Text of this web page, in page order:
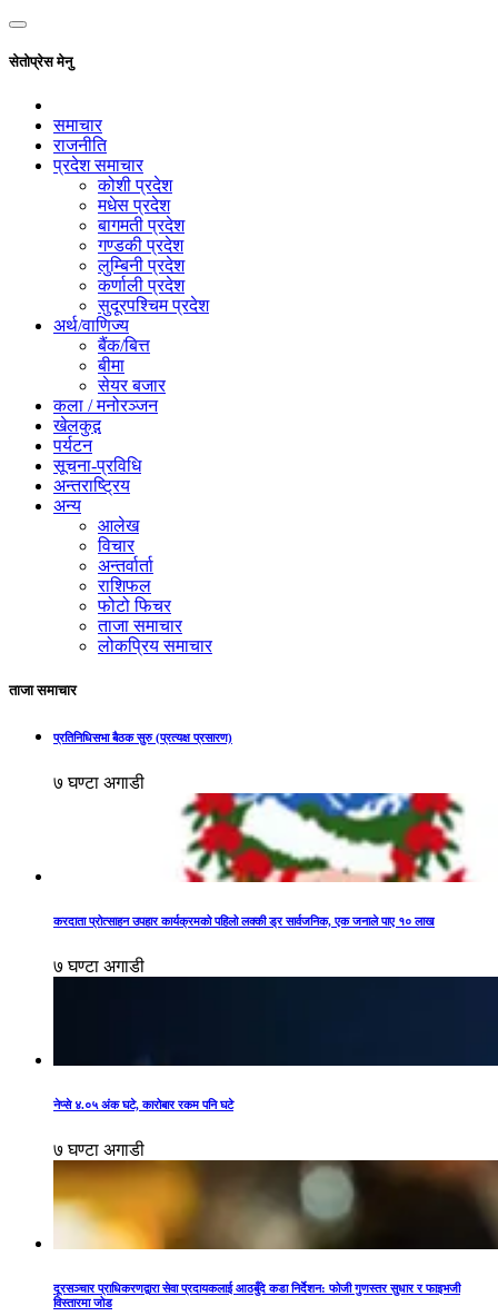
सेतोप्रेस मेनु
समाचार
राजनीति
प्रदेश समाचार
कोशी प्रदेश
मधेस प्रदेश
बागमती प्रदेश
गण्डकी प्रदेश
लुम्बिनी प्रदेश
कर्णाली प्रदेश
सुदूरपश्चिम प्रदेश
अर्थ/वाणिज्य
बैंक/बित्त
बीमा
सेयर बजार
कला / मनोरञ्जन
खेलकुद़़
पर्यटन
सूचना-प्रविधि
अन्तराष्ट्रिय
अन्य
आलेख
विचार
अन्तर्वार्ता
राशिफल
फोटो फिचर
ताजा समाचार
लोकप्रिय समाचार
ताजा समाचार
प्रतिनिधिसभा बैठक सुरु (प्रत्यक्ष प्रसारण)
७ घण्टा अगाडी
करदाता प्रोत्साहन उपहार कार्यक्रमको पहिलो लक्की ड्र सार्वजनिक, एक जनाले पाए १० लाख
७ घण्टा अगाडी
नेप्से ४.०५ अंक घटे, कारोबार रकम पनि घटे
७ घण्टा अगाडी
दूरसञ्चार प्राधिकरणद्वारा सेवा प्रदायकलाई आठबुँदे कडा निर्देशन: फोजी गुणस्तर सुधार र फाइभजी
विस्तारमा जोड